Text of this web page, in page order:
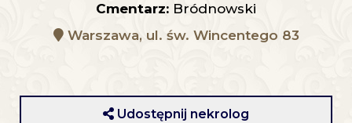
Cmentarz: Bródnowski
Warszawa, ul. św. Wincentego 83
Udostępnij nekrolog